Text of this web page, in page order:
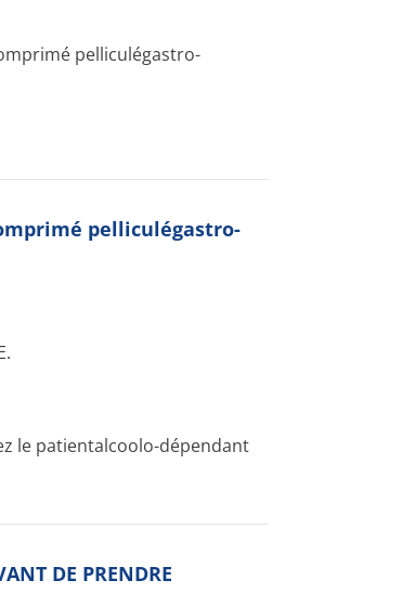
pelliculégastro-
comprimé pelliculégastro-
le patientalcoolo-dépendant
DE PRENDRE